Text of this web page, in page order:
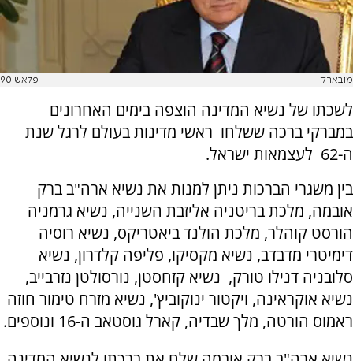
מובארק פלאש 90
לשכתו של נשיא המדינה הוצפה בימים האחרונים
במברקי ברכה ששלחו ראשי מדינות בעולם לרגל שנת
ה-62 לעצמאות ישראל.
בין משגרי הברכות ניתן למנות את נשיא ארה"ב ברק
אובמה, מלכת בריטניה אליזבת השנייה, נשיא גרמניה
הורסט קוהלר, מלכת הולנד ביאטריקס, נשיא רוסיה
דימיטרי מדבדב, נשיא מקסיקו, פליפה קלדרון, נשיא
סלובניה דנילו טורק, נשיא קזחסטן, נורסולטן נזרבייב,
נשיא אוקראינה, ויקטור ינוקוביץ', נשיא מזרח טימור חוזה
ראמוס הורטה, מלך שבדיה, קארל גוסטאב ה-16 ונוספים.